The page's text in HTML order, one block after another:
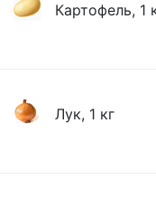
Картофель, 1
Лук, 1 кг